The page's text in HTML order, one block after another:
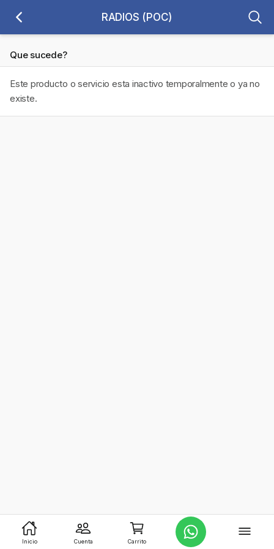
RADIOS (POC)
Que sucede?
Este producto o servicio esta inactivo temporalmente o ya no
existe.
Inicio Cuenta Carrito